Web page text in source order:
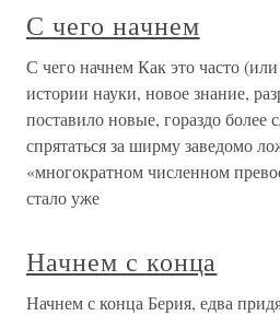
С чего начнем
С чего начнем Как это часто (или
истории науки, новое знание,
поставило новые, гораздо более
спрятаться за ширму заведомо
«многократном численном
стало уже
Начнем с конца
Начнем с конца Берия, едва